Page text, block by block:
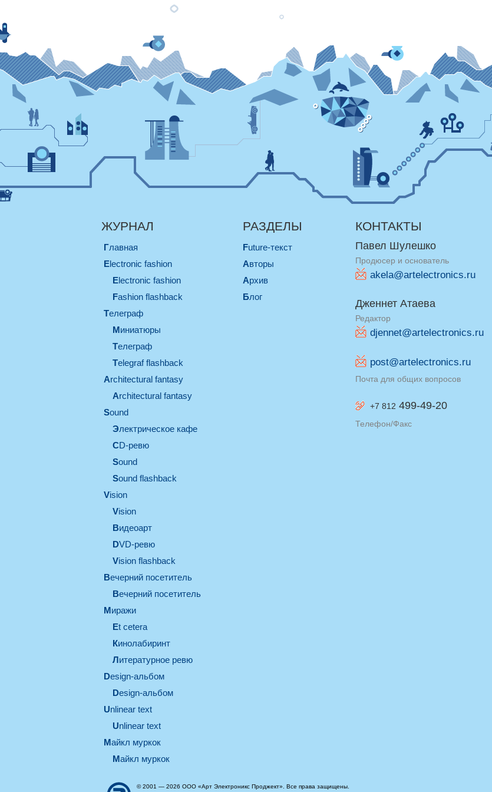
ЖУРНАЛ
Главная
electronic fashion
electronic fashion
Fashion flashback
телеграф
миниатюры
телеграф
Telegraf flashback
architectural fantasy
architectural fantasy
sound
электрическое кафе
CD-ревю
sound
Sound flashback
vision
vision
видеоарт
DVD-ревю
Vision flashback
вечерний посетитель
вечерний посетитель
миражи
et cetera
кинолабиринт
литературное ревю
design-альбом
design-альбом
unlinear text
Unlinear text
майкл муркок
майкл муркок
РАЗДЕЛЫ
Future-текст
Авторы
Архив
Блог
КОНТАКТЫ
Павел Шулешко
Продюсер и основатель
akela@artelectronics.ru
Дженнет Атаева
Редактор
djennet@artelectronics.ru
post@artelectronics.ru
Почта для общих вопросов
+7 812 499-49-20
Телефон/Факс
© 2001 — 2026 ООО «Арт Электроникс Проджект». Все права защищены.